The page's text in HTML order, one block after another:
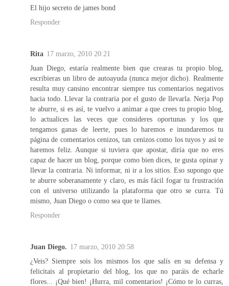
El hijo secreto de james bond
Responder
Rita 17 marzo, 2010 20:21
Juan Diego, estaría realmente bien que crearas tu propio blog,
escribieras un libro de autoayuda (nunca mejor dicho). Realmente
resulta muy cansino encontrar siempre tus comentarios negativos
hacia todo. Llevar la contraria por el gusto de llevarla. Nerja Pop
te aburre, si es así, te vuelvo a animar a que crees tu propio blog,
lo actualices las veces que consideres oportunas y los que
tengamos ganas de leerte, pues lo haremos e inundaremos tu
página de comentarios cenizos, tan cenizos como los tuyos y así te
haremos feliz. Aunque si tuviera que apostar, diría que no eres
capaz de hacer un blog, porque como bien dices, te gusta opinar y
llevar la contraria. Ni informar, ni ir a los sitios. Eso supongo que
te aburre soberanamente y claro, es más fácil fogar tu frustración
con el universo utilizando la plataforma que otro se curra. Tú
mismo, Juan Diego o como sea que te llames.
Responder
Juan Diego. 17 marzo, 2010 20:58
¿Veis? Siempre sois los mismos los que salís en su defensa y
felicitais al propietario del blog, los que no paráis de echarle
flores... ¡Qué bien! ¡Hurra, mil comentarios! ¡Cómo te lo curras,